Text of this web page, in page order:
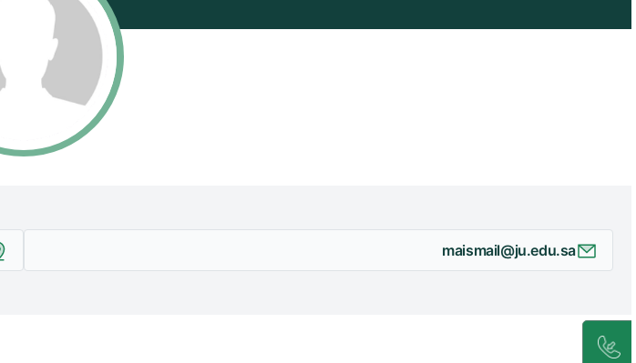
maismail@ju.edu.sa